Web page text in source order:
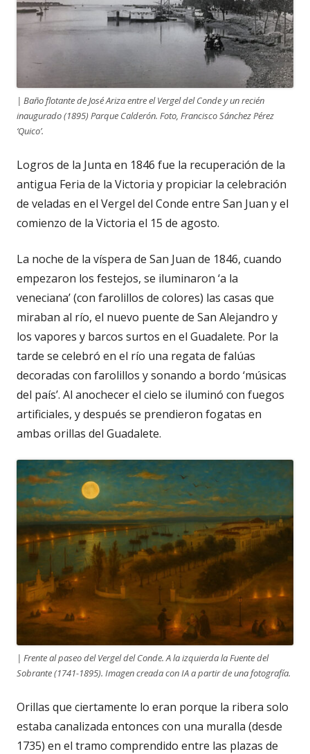
| Baño flotante de José Ariza entre el Vergel del Conde y un recién
inaugurado (1895) Parque Calderón. Foto, Francisco Sánchez Pérez
‘Quico’.
Logros de la Junta en 1846 fue la recuperación de la
antigua Feria de la Victoria y propiciar la celebración
de veladas en el Vergel del Conde entre San Juan y el
comienzo de la Victoria el 15 de agosto.
La noche de la víspera de San Juan de 1846, cuando
empezaron los festejos, se iluminaron ‘a la
veneciana’ (con farolillos de colores) las casas que
miraban al río, el nuevo puente de San Alejandro y
los vapores y barcos surtos en el Guadalete. Por la
tarde se celebró en el río una regata de falúas
decoradas con farolillos y sonando a bordo ‘músicas
del país’. Al anochecer el cielo se iluminó con fuegos
artificiales, y después se prendieron fogatas en
ambas orillas del Guadalete.
| Frente al paseo del Vergel del Conde. A la izquierda la Fuente del
Sobrante (1741-1895). Imagen creada con IA a partir de una fotografía.
Orillas que ciertamente lo eran porque la ribera solo
estaba canalizada entonces con una muralla (desde
1735) en el tramo comprendido entre las plazas de